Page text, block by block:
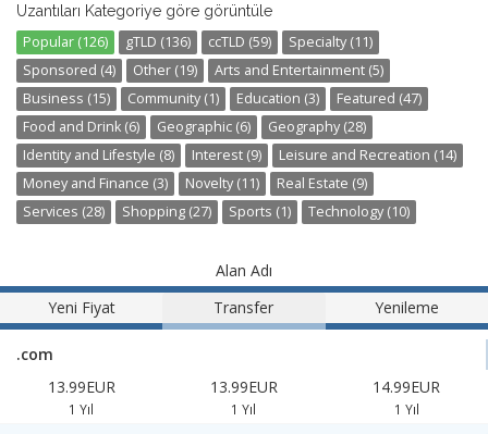
Uzantıları Kategoriye göre görüntüle
Popular (126) gTLD (136) ccTLD (59)
Specialty (11)
Sponsored (4)
Other (19)
Arts and Entertainment (5)
Business (15)
Community (1) Education (3)
Featured (47)
Food and Drink (6)
Geographic (6)
Geography (28)
Identity and Lifestyle (8)
Interest (9)
Leisure and Recreation (14)
Money and Finance (3)
Novelty (11)
Real Estate (9)
Services (28)
Shopping (27) Sports (1) Technology (10)
Alan Adı
Yeni Fiyat
Transfer Yenileme
.com
13.99EUR
1 Yıl
13.99EUR
1 Yıl
14.99EUR
1 Yıl